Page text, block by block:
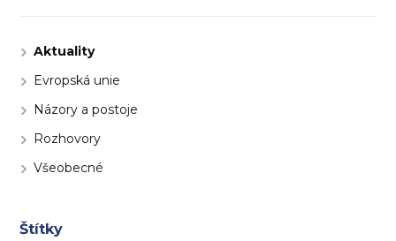
Aktuality
Evropská unie
Názory a postoje
Rozhovory
Všeobecné
Štítky